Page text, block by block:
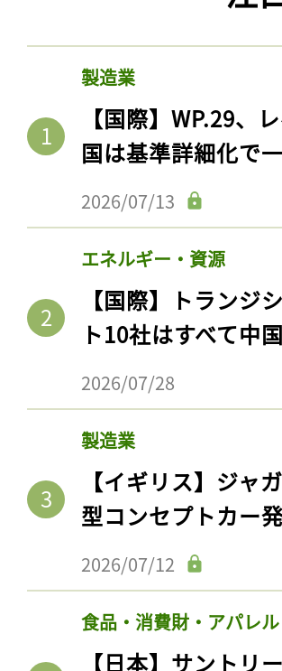
製造業
【国際】WP.29、
国は基準詳細化で
2026/07/13
エネルギー・資源
【国際】トランジ
ト10社はすべて中
2026/07/28
製造業
【イギリス】ジャ
型コンセプトカー
2026/07/12
食品・消費財・アパレル
【日本】サントリ